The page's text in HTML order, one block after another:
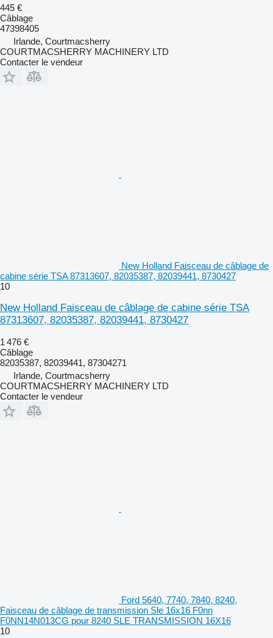
445 €
Câblage
47398405
Irlande, Courtmacsherry
COURTMACSHERRY MACHINERY LTD
Contacter le vendeur
New Holland Faisceau de câblage de
cabine série TSA 87313607, 82035387, 82039441, 8730427
10
New Holland Faisceau de câblage de cabine série TSA
87313607, 82035387, 82039441, 8730427
1 476 €
Câblage
82035387, 82039441, 87304271
Irlande, Courtmacsherry
COURTMACSHERRY MACHINERY LTD
Contacter le vendeur
Ford 5640, 7740, 7840, 8240,
Faisceau de câblage de transmission Sle 16x16 F0nn
F0NN14N013CG pour 8240 SLE TRANSMISSION 16X16
10